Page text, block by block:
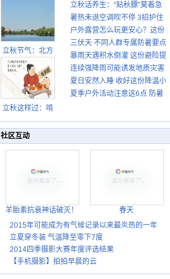
立秋节气：北方
逐渐转凉 南方暑
热仍盛
立秋这样过：啃
祝丰收迎秋来
立秋话养生：“贴秋膘”莫着急
先清暑再防燥
暑热未退空调吹不停 3招护住
肩颈不酸痛
户外露营怎么玩更安心？这份
攻略请收好
三伏天 不同人群专属防暑要点
请收好
暴雨天遇积水倒灌 这份避险提
示请收好
连续强降雨可能诱发地质灾害
这些前兆要知道
夏日安然入睡 收好这份降温小
贴士
夏季户外活动注意这6点 防暑
社区互动
羊胎素抗衰神话破灭！
春天
2015年可能成为有气候记录以来最炎热的一年
立夏穿冬装 气温降至零下7度
2014四季摄影大赛年度评选结果
【手机摄影】拍拍早晨的云